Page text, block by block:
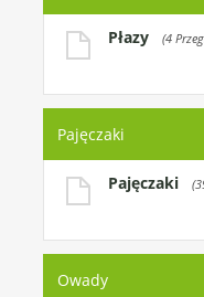
Płazy (4
Pajęczaki
Pajęczaki
Owady